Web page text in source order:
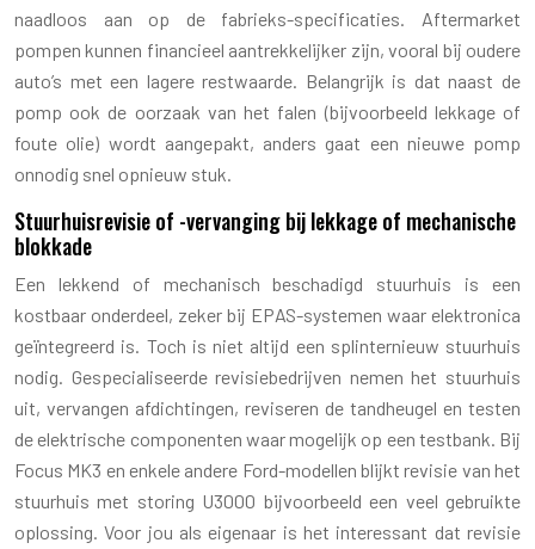
naadloos aan op de fabrieks-specificaties. Aftermarket
pompen kunnen financieel aantrekkelijker zijn, vooral bij oudere
auto’s met een lagere restwaarde. Belangrijk is dat naast de
pomp ook de oorzaak van het falen (bijvoorbeeld lekkage of
foute olie) wordt aangepakt, anders gaat een nieuwe pomp
onnodig snel opnieuw stuk.
Stuurhuisrevisie of -vervanging bij lekkage of mechanische
blokkade
Een lekkend of mechanisch beschadigd stuurhuis is een
kostbaar onderdeel, zeker bij EPAS-systemen waar elektronica
geïntegreerd is. Toch is niet altijd een splinternieuw stuurhuis
nodig. Gespecialiseerde revisiebedrijven nemen het stuurhuis
uit, vervangen afdichtingen, reviseren de tandheugel en testen
de elektrische componenten waar mogelijk op een testbank. Bij
Focus MK3 en enkele andere Ford-modellen blijkt revisie van het
stuurhuis met storing U3000 bijvoorbeeld een veel gebruikte
oplossing. Voor jou als eigenaar is het interessant dat revisie